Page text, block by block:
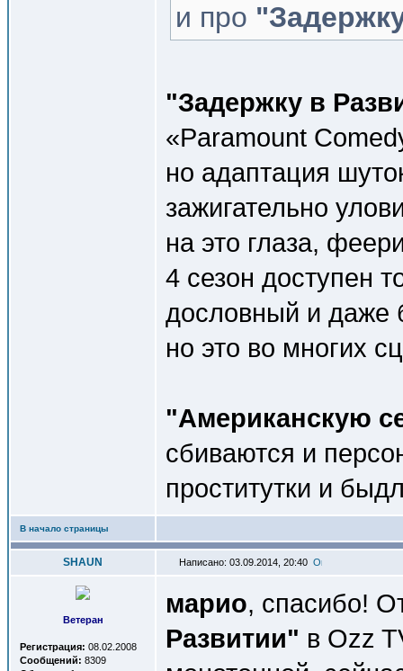
и про
"Задержку в
«Paramount
но адаптация
зажигательно
на это глаза,
4 сезон доступен
дословный и даже
но это во многих
"Американскую
сбиваются и
проститутки и
В начало страницы
SHAUN Написано: 03.09.2014, 20:40
Ветеран
Регистрация: 08.02.2008
Сообщений: 8309
марио, спасибо!
Развитии" в Ozz